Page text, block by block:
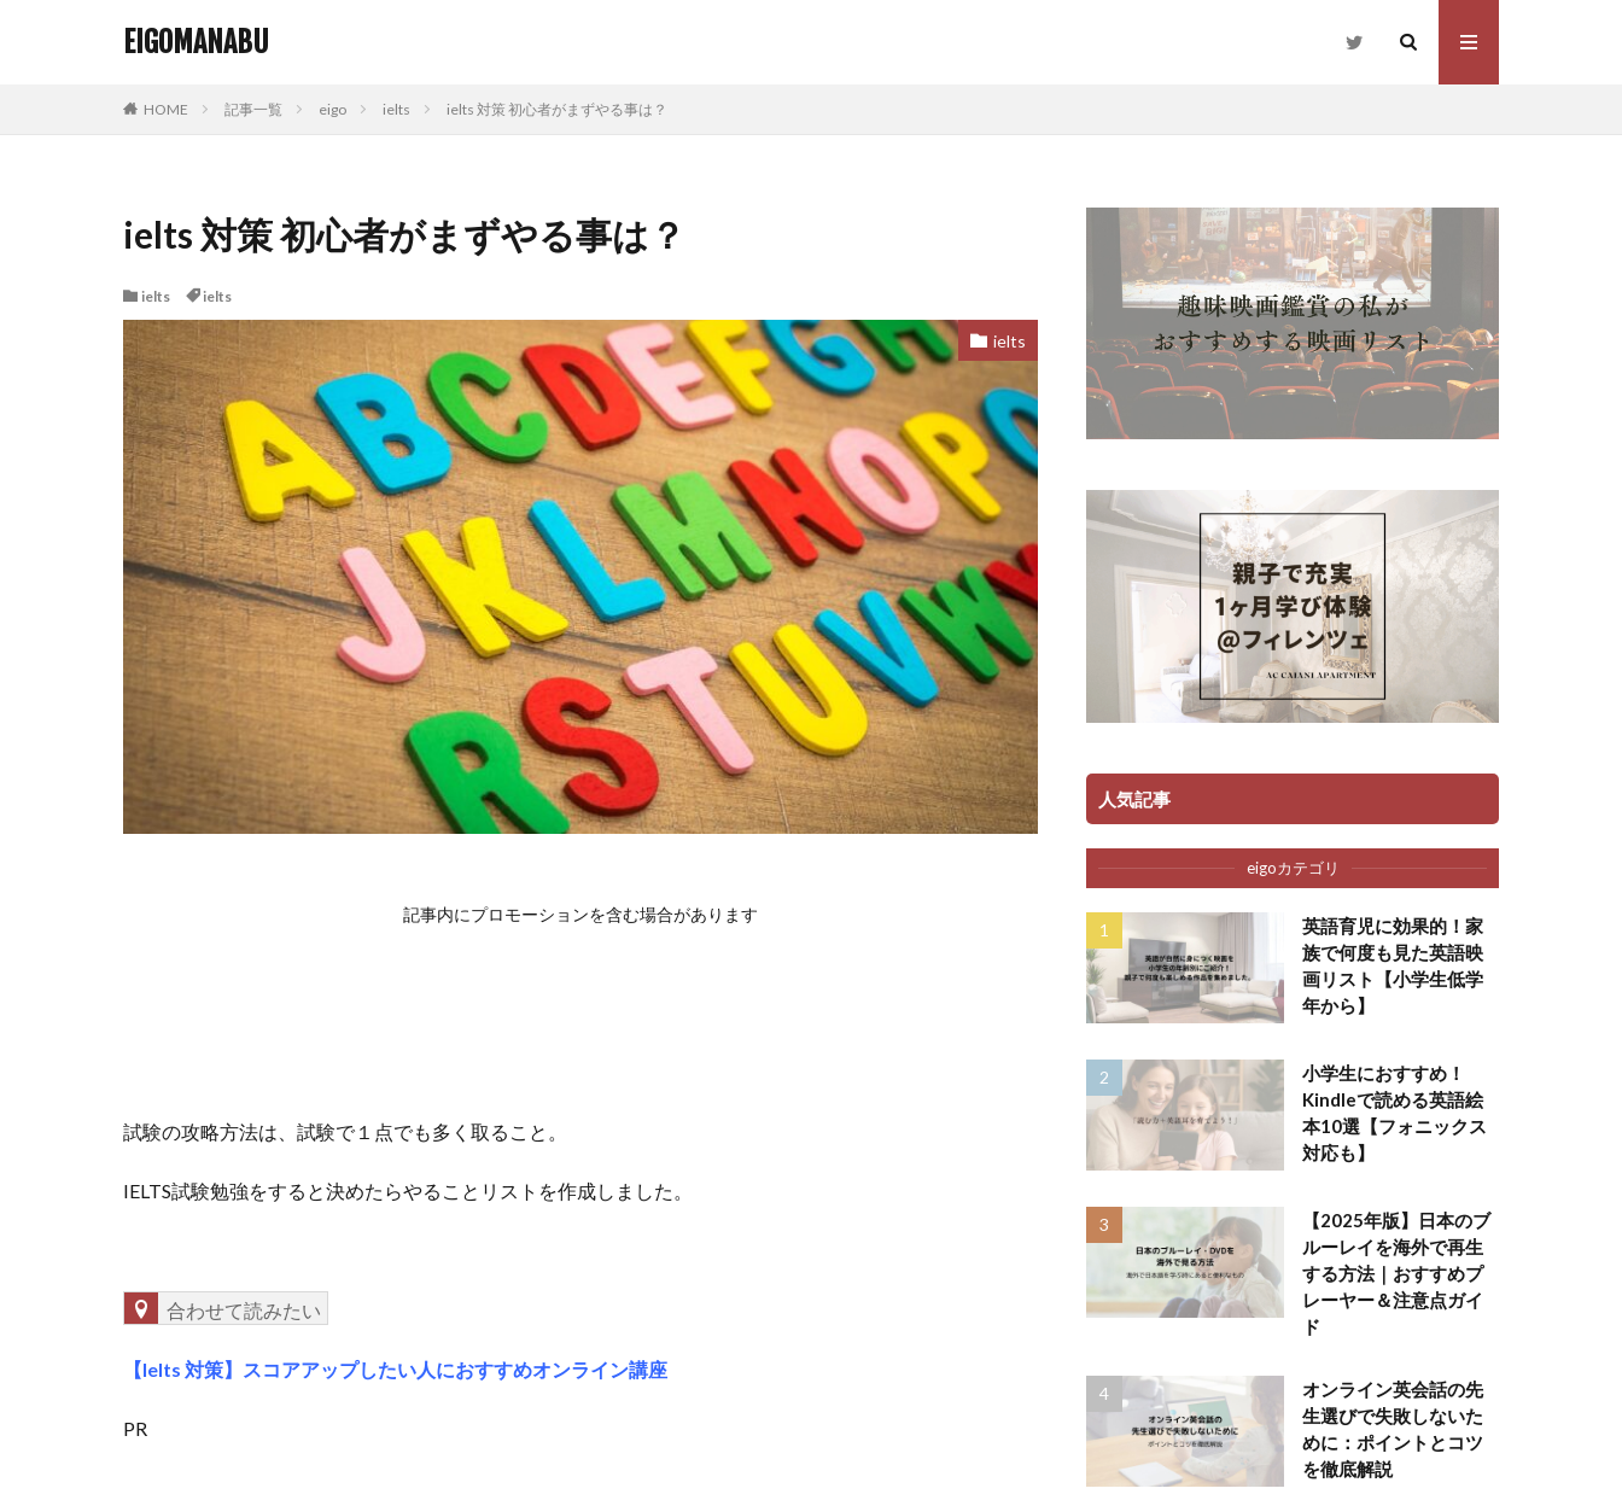
EIGOMANABU
HOME 記事一覧 eigo ielts ielts 対策 初心者がまずやる事は？
ielts 対策 初心者がまずやる事は？
ielts ielts
ielts
記事内にプロモーションを含む場合があります
試験の攻略方法は、試験で１点でも多く取ること。
IELTS試験勉強をすると決めたらやることリストを作成しました。
合わせて読みたい
【Ielts 対策】スコアアップしたい人におすすめオンライン講座
PR
人気記事
eigoカテゴリ
英語育児に効果的！家
族で何度も見た英語映
画リスト【小学生低学
年から】
小学生におすすめ！
Kindleで読める英語絵
本10選【フォニックス
対応も】
【2025年版】日本のブ
ルーレイを海外で再生
する方法｜おすすめプ
レーヤー＆注意点ガイ
ド
オンライン英会話の先
生選びで失敗しないた
めに：ポイントとコツ
を徹底解説